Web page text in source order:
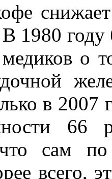
1980 году
медиков о
в
66
сам
всего,